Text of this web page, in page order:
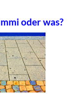
oder was?